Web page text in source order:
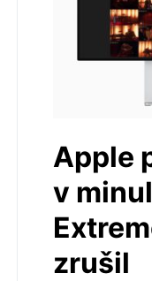
Apple
v
zrušil